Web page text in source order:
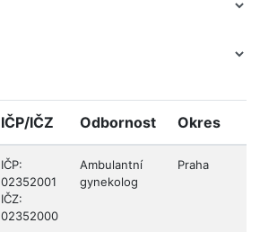
IČP/IČZ Odbornost Okres
IČP:
02352001
IČZ:
02352000
Ambulantní
gynekolog
Praha